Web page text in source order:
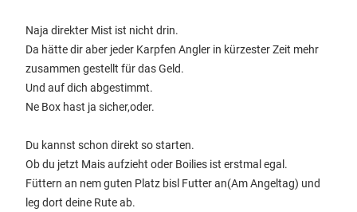
Naja direkter Mist ist nicht drin.
Da hätte dir aber jeder Karpfen Angler in kürzester Zeit mehr
zusammen gestellt für das Geld.
Und auf dich abgestimmt.
Ne Box hast ja sicher,oder.
Du kannst schon direkt so starten.
Ob du jetzt Mais aufzieht oder Boilies ist erstmal egal.
Füttern an nem guten Platz bisl Futter an(Am Angeltag) und
leg dort deine Rute ab.